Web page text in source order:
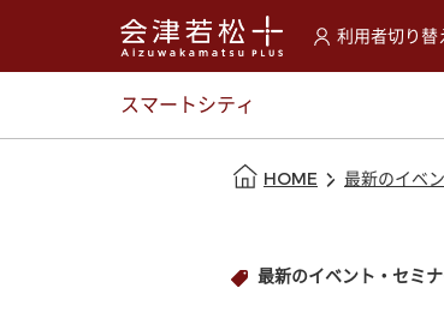
利用者切り替
選択すると利
スマートシティ
HOME 最新のイベ
最新のイベント・セミ